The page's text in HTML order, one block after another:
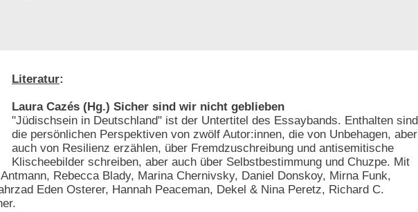
Literatur:
Laura Cazés (Hg.) Sicher sind wir nicht geblieben
"Jüdischsein in Deutschland" ist der Untertitel des Essaybands. Enthalten sind
die persönlichen Perspektiven von zwölf Autor:innen, die von Unbehagen, aber
auch von Resilienz erzählen, über Fremdzuschreibung und antisemitische
Klischeebilder schreiben, aber auch über Selbstbestimmung und Chuzpe. Mit
Rebecca Blady, Marina Chernivsky, Daniel Donskoy, Mirna Funk,
Eden Osterer, Hannah Peaceman, Dekel & Nina Peretz, Richard C.